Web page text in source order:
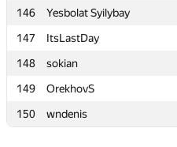
146
Yesbolat Syilybay
147
ItsLastDay
148
sokian
149
OrekhovS
150
wndenis
146
Yesbolat Syilybay
147
ItsLastDay
148
sokian
149
OrekhovS
150
wndenis